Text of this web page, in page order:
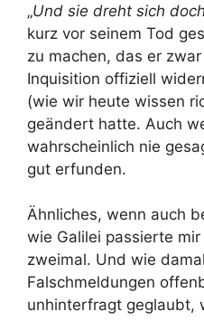
„Und sie dreht sich doch
kurz vor seinem Tod
zu machen, das er
Inquisition offiziell
(wie wir heute wissen
geändert hatte. Auch
wahrscheinlich nie
gut erfunden.
Ähnliches, wenn auch
wie Galilei passierte
zweimal. Und wie
Falschmeldungen
unhinterfragt geglaubt,